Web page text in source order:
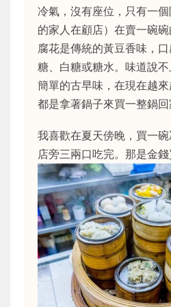
冷氣，沒有座位，只有一
的家人在顧店）在賣一碗
腐花是傳統的黃豆香味，
糖、白糖或糖水。味道說
簡單的古早味，在現在越
都是拿著鍋子來買一整鍋回
我喜歡在夏天傍晚，買一
店旁三兩口吃完。那是金錢